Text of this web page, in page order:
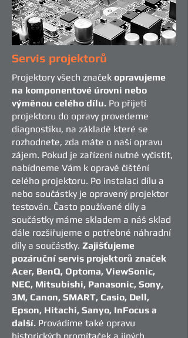
Servis projektorů
Projektory všech značek opravujeme
na komponentové úrovni nebo
výměnou celého dílu. Po přijetí
projektoru do opravy provedeme
diagnostiku, na základě které se
rozhodnete, zda máte o naší opravu
zájem. Pokud je zařízení nutné vyčistit,
nabídneme Vám k opravě čištění
celého projektoru. Po instalaci dílu a
nebo součástky je opravený projektor
testován. Často používané díly a
součástky máme skladem a náš sklad
dále rozšiřujeme o potřebné náhradní
díly a součástky. Zajišťujeme
pozáruční servis projektorů značek
Acer, BenQ, Optoma, ViewSonic,
NEC, Mitsubishi, Panasonic, Sony,
3M, Canon, SMART, Casio, Dell,
Epson, Hitachi, Sanyo, InFocus a
další. Provádíme také opravu